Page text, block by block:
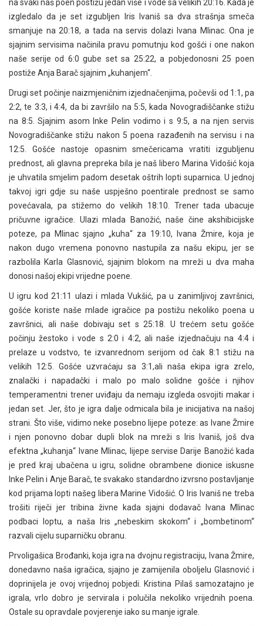
na svaki naš poen postižu jedan više i vode sa velikih 20:16. Kada je
izgledalo da je set izgubljen Iris Ivaniš sa dva strašnja smeča
smanjuje na 20:18, a tada na servis dolazi Ivana Mlinac. Ona je
sjajnim servisima načinila pravu pomutnju kod gošći i one nakon
naše serije od 6:0 gube set sa 25:22, a pobjedonosni 25 poen
postiže Anja Barač sjajnim „kuhanjem“.
Drugi set počinje naizmjeničnim izjednačenjima, počevši od 1:1, pa
2:2, te 3:3, i 4:4, da bi završilo na 5:5, kada Novogradiščanke stižu
na 8:5. Sjajnim asom Inke Pelin vodimo i s 9:5, a na njen servis
Novogradiščanke stižu nakon 5 poena razađenih na servisu i na
12:5. Gošće nastoje opasnim smečericama vratiti izgubljenu
prednost, ali glavna prepreka bila je naš libero Marina Vidošić koja
je uhvatila smjelim padom desetak oštrih lopti suparnica. U jednoj
takvoj igri gdje su naše uspješno poentirale prednost se samo
povećavala, pa stižemo do velikih 18:10. Trener tada ubacuje
pričuvne igračice. Ulazi mlada Banožić, naše čine akshibicijske
poteze, pa Mlinac sjajno „kuha“ za 19:10, Ivana Žmire, koja je
nakon dugo vremena ponovno nastupila za našu ekipu, jer se
razbolila Karla Glasnović, sjajnim blokom na mreži u dva maha
donosi našoj ekipi vrijedne poene.
U igru kod 21:11 ulazi i mlada Vukšić, pa u zanimljivoj završnici,
gošće koriste naše mlade igračice pa postižu nekoliko poena u
završnici, ali naše dobivaju set s 25:18. U trećem setu gošće
počinju žestoko i vode s 2:0 i 4:2, ali naše izjednačuju na 4:4 i
prelaze u vodstvo, te izvanrednom serijom od čak 8:1 stižu na
velikih 12:5. Gošće uzvraćaju sa 3:1,ali naša ekipa igra zrelo,
znalački i napadački i malo po malo solidne gošće i njihov
temperamentni trener uviđaju da nemaju izgleda osvojiti makar i
jedan set. Jer, što je igra dalje odmicala bila je inicijativa na našoj
strani. Što više, vidimo neke posebno lijepe poteze: as Ivane Žmire
i njen ponovno dobar dupli blok na mreži s Iris Ivaniš, još dva
efektna „kuhanja“ Ivane Mlinac, lijepe servise Darije Banožić kada
je pred kraj ubačena u igru, solidne obrambene dionice iskusne
Inke Pelin i Anje Barač, te svakako standardno izvrsno postavljanje
kod prijama lopti našeg libera Marine Vidošić. O Iris Ivaniš ne treba
trošiti riječi jer tribina živne kada sjajni dodavač Ivana Mlinac
podbaci loptu, a naša Iris „nebeskim skokom“ i „bombetinom“
razvali cijelu suparničku obranu.
Prvoligašica Brođanki, koja igra na dvojnu registraciju, Ivana Žmire,
donedavno naša igračica, sjajno je zamijenila oboljelu Glasnović i
doprinijela je ovoj vrijednoj pobjedi. Kristina Pilaš samozatajno je
igrala, vrlo dobro je servirala i polučila nekoliko vrijednih poena.
Ostale su opravdale povjerenje iako su manje igrale.